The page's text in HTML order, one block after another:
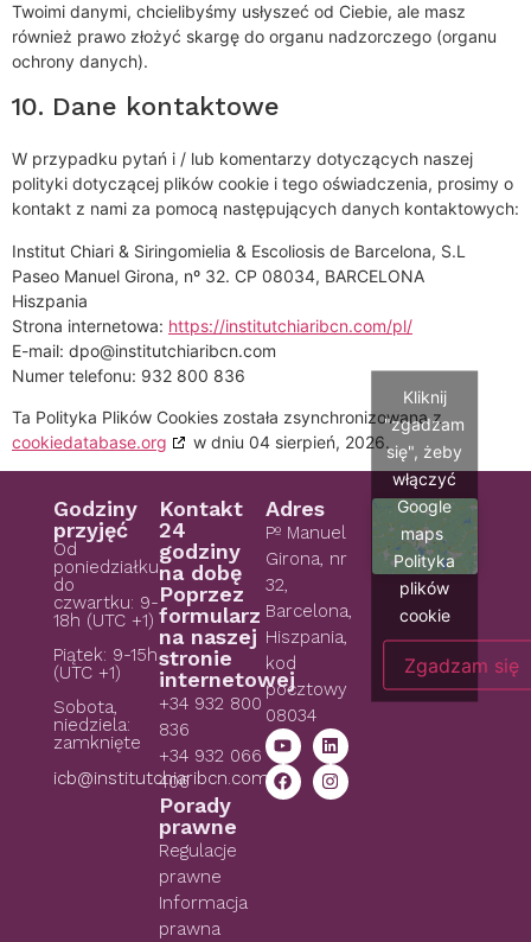
Twoimi danymi, chcielibyśmy usłyszeć od Ciebie, ale masz
również prawo złożyć skargę do organu nadzorczego (organu
ochrony danych).
10. Dane kontaktowe
W przypadku pytań i / lub komentarzy dotyczących naszej
polityki dotyczącej plików cookie i tego oświadczenia, prosimy o
kontakt z nami za pomocą następujących danych kontaktowych:
Institut Chiari & Siringomielia & Escoliosis de Barcelona, S.L
Paseo Manuel Girona, nº 32. CP 08034, BARCELONA
Hiszpania
Strona internetowa: https://institutchiaribcn.com/pl/
E-mail: dpo@institutchiaribcn.com
Numer telefonu: 932 800 836
Ta Polityka Plików Cookies została zsynchronizowana z
cookiedatabase.org
w dniu 04 sierpień, 2026.
Godziny
przyjęć
Od
poniedziałku
do
czwartku: 9-
18h (UTC +1)
Piątek: 9-15h
(UTC +1)
Sobota,
niedziela:
zamknięte
icb@institutchiaribcn.com
Kontakt
24
godziny
na dobę
Poprzez
formularz
na naszej
stronie
internetowej
+34 932 800
836
+34 932 066
406
Porady
prawne
Regulacje
prawne
Informacja
prawna
Adres
Pº Manuel
Girona, nr
32,
Barcelona,
Hiszpania,
kod
pocztowy
08034
Kliknij
"zgadzam
się", żeby
włączyć
Google
maps
Polityka
plików
cookie
Zgadzam się